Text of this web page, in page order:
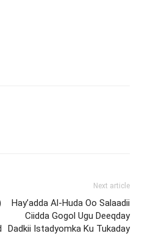
Next article
Hay’adda Al-Huda Oo Salaadii
Ciidda Gogol Ugu Deeqday
Dadkii Istadyomka Ku Tukaday